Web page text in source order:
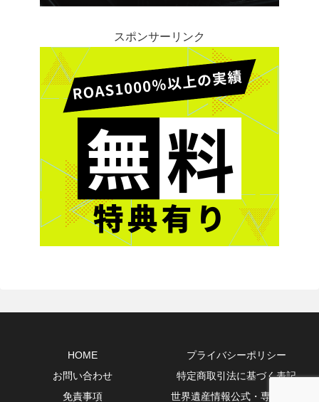
スポンサーリンク
HOME
プライバシーポリシー
お問い合わせ
特定商取引法に基づく表記
免責事項
世界遺産情報公式・専門10選